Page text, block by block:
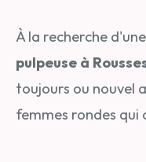
À la recherche d'une
pulpeuse à
toujours ou nouvel
femmes rondes qui